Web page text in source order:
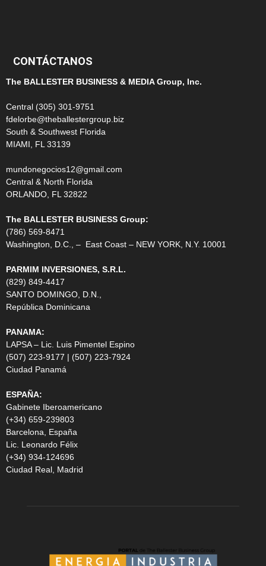
CONTÁCTANOS
The BALLESTER BUSINESS & MEDIA Group, Inc.
Central (305) 301-9751
fdelorbe@theballestergroup.biz
South & Southwest Florida
MIAMI, FL 33139
mundonegocios12@gmail.com
Central & North Florida
ORLANDO, FL 32822
The BALLESTER BUSINESS Group:
(786) 569-8471
Washington, D.C., – East Coast – NEW YORK, N.Y. 10001
PARMIM INVERSIONES, S.R.L.
(829) 849-4417
SANTO DOMINGO, D.N.,
República Dominicana
PANAMA:
LAPSA – Lic. Luis Pimentel Espino
(507) 223-9177 | (507) 223-7924
Ciudad Panamá
ESPAÑA:
Gabinete Iberoamericano
(+34) 659-239803
Barcelona, España
Lic. Leonardo Félix
(+34) 934-124696
Ciudad Real, Madrid